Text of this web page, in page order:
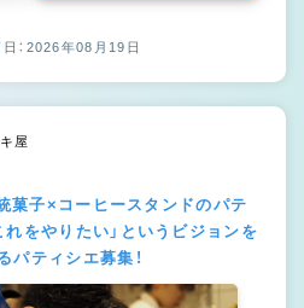
日：2026年08月19日
屋
菓子×コーヒースタンドのパテ
れをやりたい」というビジョンを
パティシエ募集！